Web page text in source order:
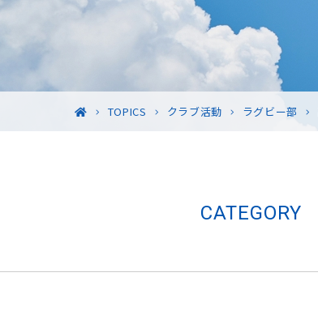
TOPICS クラブ活動 ラグビー部
CATEGORY